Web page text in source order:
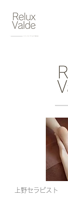
上野セラピスト